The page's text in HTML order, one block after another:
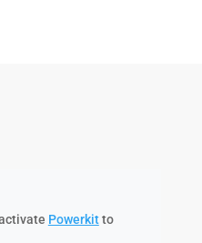
Powerkitto